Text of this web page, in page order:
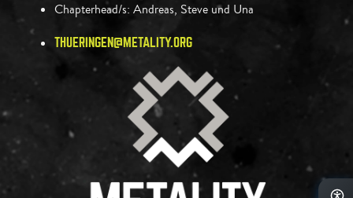
Chapterhead/s: Andreas, Steve und Una
THUERINGEN@METALITY.ORG